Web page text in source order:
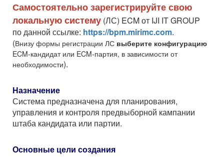
Самостоятельно зарегистрируйте свою
локальную систему (ЛС) ECM от IJI IT GROUP
по данной ссылке: https://bpm.mirimc.com.
(Внизу формы регистрации ЛС выберите конфигурацию
ECM-кандидат или ECM-партия, в зависимости от
необходимости).
Назначение
Система предназначена для планирования,
управления и контроля предвыборной кампании
штаба кандидата или партии.
Основные цели создания